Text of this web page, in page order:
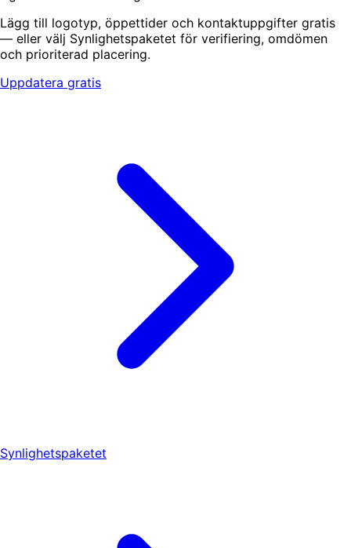
Lägg till logotyp, öppettider och kontaktuppgifter gratis
— eller välj Synlighetspaketet för verifiering, omdömen
och prioriterad placering.
Uppdatera gratis
Synlighetspaketet